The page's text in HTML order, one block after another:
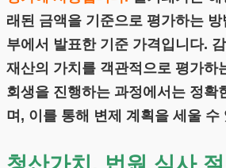
래된 금액을 기준으로 평가하는
부에서 발표한 기준 가격입니다.
재산의 가치를 객관적으로 평가하
회생을 진행하는 과정에서는 정확
며, 이를 통해 변제 계획을 세울 수